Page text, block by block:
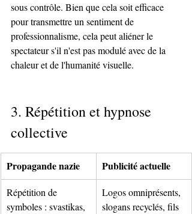
sous contrôle. Bien que cela soit efficace
pour transmettre un sentiment de
professionnalisme, cela peut aliéner le
spectateur s'il n'est pas modulé avec de la
chaleur et de l'humanité visuelle.
3. Répétition et hypnose
collective
Propagande nazie Publicité actuelle
Répétition de
symboles : svastikas,
Logos omniprésents,
slogans recyclés, fils